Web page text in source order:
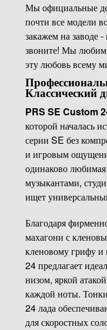
Мы официальные
почти все модели
закажем на заводе
звоните! Мы
эту любовь всему
Классический
PRS SE Custom
которой началась
серии SE без
и игровым
одинаково
музыкантами,
ищет
Благодаря
махагони с
кленовому грифу
24 предлагает
низом, яркой
каждой ноты.
24 лада
для скоростных